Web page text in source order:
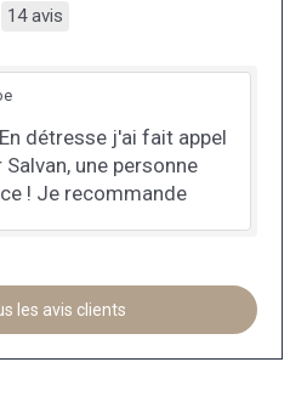
14 avis
détresse j'ai fait appel
une personne
! Je recommande
les avis clients